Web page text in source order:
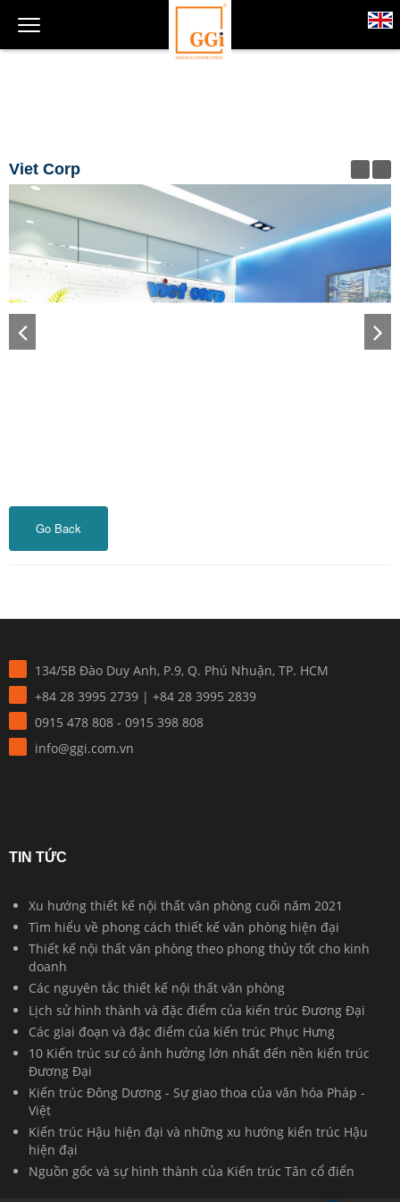
Viet Corp
Go Back
134/5B Đào Duy Anh, P.9, Q. Phú Nhuận, TP. HCM
+84 28 3995 2739 | +84 28 3995 2839
0915 478 808 - 0915 398 808
info@ggi.com.vn
TIN TỨC
Xu hướng thiết kế nội thất văn phòng cuối năm 2021
Tìm hiểu về phong cách thiết kế văn phòng hiện đại
Thiết kế nội thất văn phòng theo phong thủy tốt cho kinh
doanh
Các nguyên tắc thiết kế nội thất văn phòng
Lịch sử hình thành và đặc điểm của kiến trúc Đương Đại
Các giai đoạn và đặc điểm của kiến trúc Phục Hưng
10 Kiến trúc sư có ảnh hưởng lớn nhất đến nền kiến trúc
Đương Đại
Kiến trúc Đông Dương - Sự giao thoa của văn hóa Pháp -
Việt
Kiến trúc Hậu hiện đại và những xu hướng kiến trúc Hậu
hiện đại
Nguồn gốc và sự hình thành của Kiến trúc Tân cổ điển